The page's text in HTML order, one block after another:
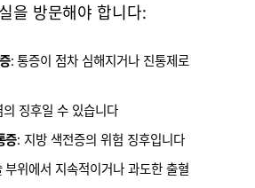
을 방문해야 합니다:
: 통증이 점차 심해지거나 진통제로
의 징후일 수 있습니다
증: 지방 색전증의 위험 징후입니다
부위에서 지속적이거나 과도한 출혈